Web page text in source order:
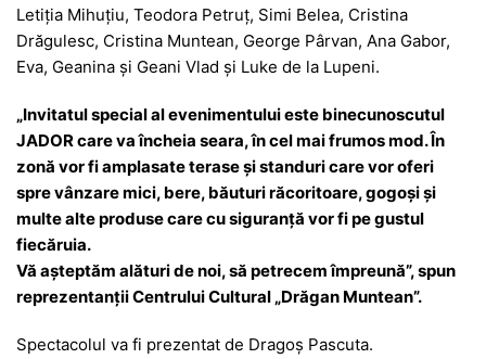
Letiția Mihuțiu, Teodora Petruț, Simi Belea, Cristina
Drăgulesc, Cristina Muntean, George Pârvan, Ana Gabor,
Eva, Geanina și Geani Vlad și Luke de la Lupeni.
„Invitatul special al evenimentului este binecunoscutul
JADOR care va încheia seara, în cel mai frumos mod. În
zonă vor fi amplasate terase şi standuri care vor oferi
spre vânzare mici, bere, băuturi răcoritoare, gogoși și
multe alte produse care cu siguranță vor fi pe gustul
fiecăruia.
Vă așteptăm alături de noi, să petrecem împreună”, spun
reprezentanții Centrului Cultural „Drăgan Muntean”.
Spectacolul va fi prezentat de Dragoș Pascuta.